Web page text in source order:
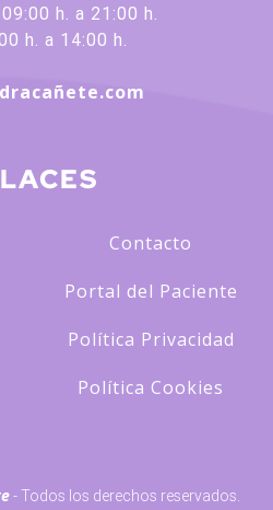
h. a 21:00 h.
h. a 14:00 h.
Contacto
Portal del Paciente
Política Privacidad
Política Cookies
- Todos los derechos reservados.